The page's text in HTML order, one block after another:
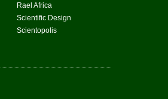
Rael Africa
Scientific Design
Scientopolis